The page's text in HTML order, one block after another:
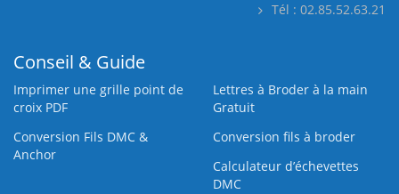
Tél : 02.85.52.63.21
Conseil & Guide
Imprimer une grille point de
croix PDF
Lettres à Broder à la main
Gratuit
Conversion Fils DMC &
Anchor
Conversion fils à broder
Calculateur d’échevettes
DMC